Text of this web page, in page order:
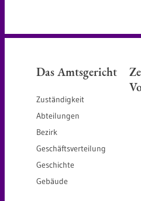
Das Amtsgericht
Zuständigkeit
Abteilungen
Bezirk
Geschäftsverteilung
Geschichte
Gebäude